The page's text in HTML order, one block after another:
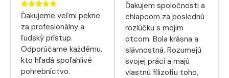
Ďakujeme veľmi pekne
za profesionálny a
ľudský prístup.
Odporúčame každému,
kto hľadá spoľahlivé
pohrebníctvo.
Ďakujem spoločnosti a
chlapcom za poslednú
rozlúčku s mojim
otcom. Bola krásna a
slávnostná. Rozumejú
svojej práci a majú
vlastnú filizofiu toho,